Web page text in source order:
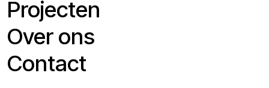
Projecten
Over ons
Contact